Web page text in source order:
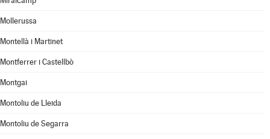
Mollerussa
Montellà i Martinet
Montferrer i Castellbò
Montgai
Montoliu de Lleida
Montoliu de Segarra